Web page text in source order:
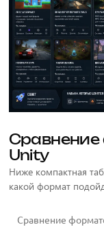
Сравнение
Unity
Ниже компактная
какой формат
Сравнение